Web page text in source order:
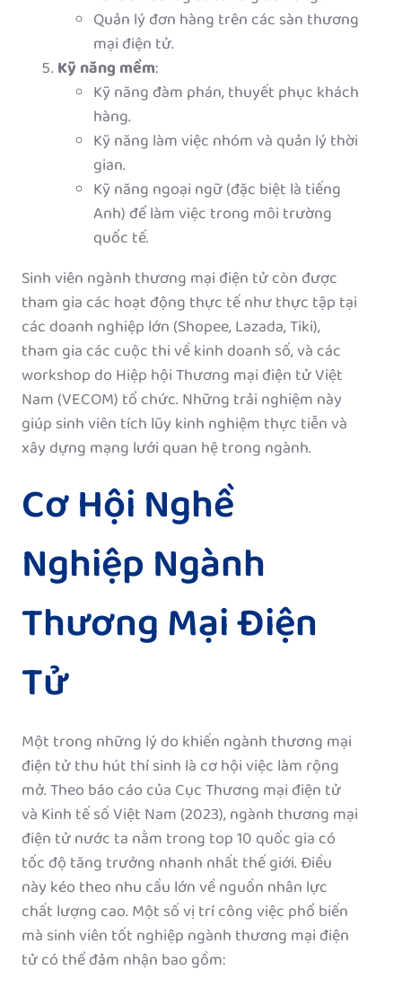
Quản lý đơn hàng trên các sàn thương
mại điện tử.
Kỹ năng mềm:
Kỹ năng đàm phán, thuyết phục khách
hàng.
Kỹ năng làm việc nhóm và quản lý thời
gian.
Kỹ năng ngoại ngữ (đặc biệt là tiếng
Anh) để làm việc trong môi trường
quốc tế.
Sinh viên ngành thương mại điện tử còn được
tham gia các hoạt động thực tế như thực tập tại
các doanh nghiệp lớn (Shopee, Lazada, Tiki),
tham gia các cuộc thi về kinh doanh số, và các
workshop do Hiệp hội Thương mại điện tử Việt
Nam (VECOM) tổ chức. Những trải nghiệm này
giúp sinh viên tích lũy kinh nghiệm thực tiễn và
xây dựng mạng lưới quan hệ trong ngành.
Cơ Hội Nghề
Nghiệp Ngành
Thương Mại Điện
Tử
Một trong những lý do khiến ngành thương mại
điện tử thu hút thí sinh là cơ hội việc làm rộng
mở. Theo báo cáo của Cục Thương mại điện tử
và Kinh tế số Việt Nam (2023), ngành thương mại
điện tử nước ta nằm trong top 10 quốc gia có
tốc độ tăng trưởng nhanh nhất thế giới. Điều
này kéo theo nhu cầu lớn về nguồn nhân lực
chất lượng cao. Một số vị trí công việc phổ biến
mà sinh viên tốt nghiệp ngành thương mại điện
tử có thể đảm nhận bao gồm: